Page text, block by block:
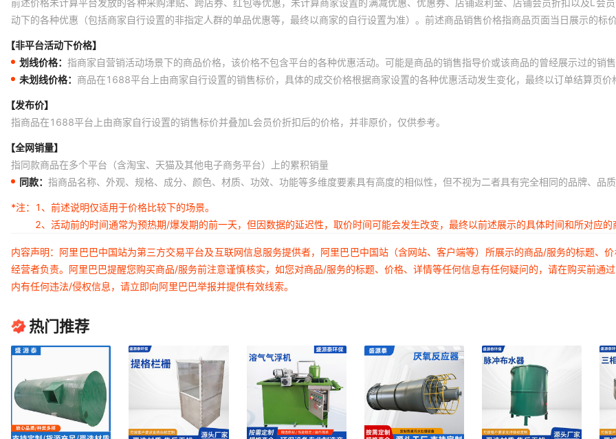
前述价格未计算平台发放的各种采购津贴、跨店券、红包等优惠，未计算商家设置的满减优惠、优惠券、店铺返利金、店铺会员折扣以及L会
动下的各种优惠（包括商家自行设置的非指定人群的单品优惠等，最终以商家的自行设置为准）。前述商品销售价格指商品页面当日展示的
【非平台活动下价格】
划线价格： 指商家自营销活动场景下的商品价格，该价格不包含平台的各种优惠活动。可能是商品的销售指导价或该商品的曾经展示过的销
未划线价格： 商品在1688平台上由商家自行设置的销售标价，具体的成交价格根据商家设置的各种优惠活动发生变化，最终以订单结算页价
【发布价】
指商品在1688平台上由商家自行设置的销售标价并叠加L会员价折扣后的价格，并非原价，仅供参考。
【全网销量】
指同款商品在多个平台（含淘宝、天猫及其他电子商务平台）上的累积销量
同款： 指商品名称、外观、规格、成分、颜色、材质、功效、功能等多维度要素具有高度的相似性，但不视为二者具有完全相同的品牌、品
*注：
1、前述说明仅适用于价格比较下的场景。
2、活动前的时间通常为预热期/爆发期的前一天，但因数据的延迟性，取价时间可能会发生改变，最终以前述展示的具体时间和所对应的
内容声明：阿里巴巴中国站为第三方交易平台及互联网信息服务提供者，阿里巴巴中国站（含网站、客户端等）所展示的商品/服务的标题、
经营者负责。阿里巴巴提醒您购买商品/服务前注意谨慎核实，如您对商品/服务的标题、价格、详情等任何信息有任何疑问的，请在购买前通
内有任何违法/侵权信息，请立即向阿里巴巴举报并提供有效线索。
热门推荐